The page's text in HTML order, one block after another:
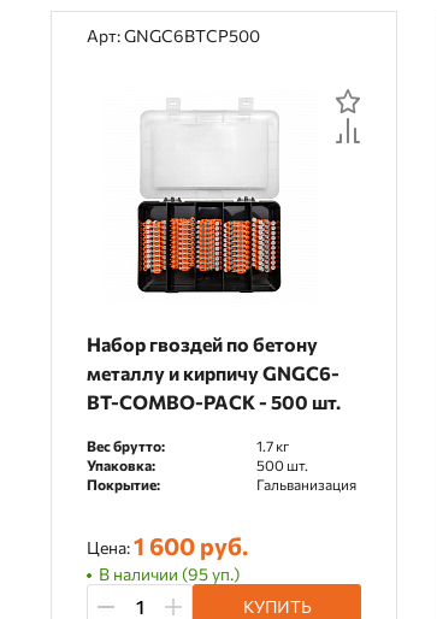
Арт: GNGC6BTCP500
Набор гвоздей по бетону
металлу и кирпичу GNGC6-
BT-COMBO-PACK - 500 шт.
Вес брутто:
1.7 кг
Упаковка:
500 шт.
Покрытие:
Гальванизация
Цена:1 600 руб.
В наличии (95 уп.)
КУПИТЬ